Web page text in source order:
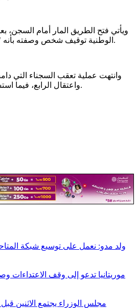
ويأتي فتح الطريق المار أمام السجن،
الوطنية توقيف شخص وصفته بأنه "مدبر" عملية فرار السجناء.
وانتهت عملية تعقب السجناء التي
واعتقال الرابع، فيما استشهد خلالها حرسيان ودركي.
ولد مدو: نعمل على توسيع شبكة
موريتانيا تدعو إلى وقف
مجلس الوزراء يجتمع الاثنين